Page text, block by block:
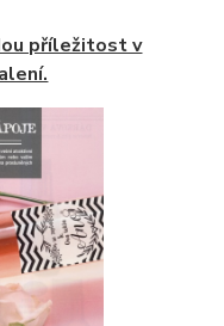
příležitost v